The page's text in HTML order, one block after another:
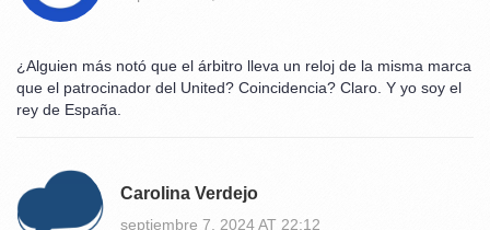
¿Alguien más notó que el árbitro lleva un reloj de la misma marca
que el patrocinador del United? Coincidencia? Claro. Y yo soy el
rey de España.
Carolina Verdejo
septiembre 7, 2024 AT 22:12